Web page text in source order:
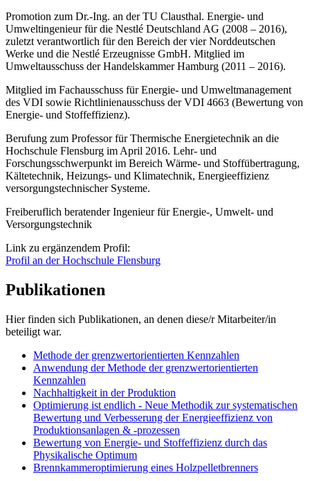
Promotion zum Dr.-Ing. an der TU Clausthal. Energie- und
Umweltingenieur für die Nestlé Deutschland AG (2008 – 2016),
zuletzt verantwortlich für den Bereich der vier Norddeutschen
Werke und die Nestlé Erzeugnisse GmbH. Mitglied im
Umweltausschuss der Handelskammer Hamburg (2011 – 2016).
Mitglied im Fachausschuss für Energie- und Umweltmanagement
des VDI sowie Richtlinienausschuss der VDI 4663 (Bewertung von
Energie- und Stoffeffizienz).
Berufung zum Professor für Thermische Energietechnik an die
Hochschule Flensburg im April 2016. Lehr- und
Forschungsschwerpunkt im Bereich Wärme- und Stoffübertragung,
Kältetechnik, Heizungs- und Klimatechnik, Energieeffizienz
versorgungstechnischer Systeme.
Freiberuflich beratender Ingenieur für Energie-, Umwelt- und
Versorgungstechnik
Link zu ergänzendem Profil:
Profil an der Hochschule Flensburg
Publikationen
Hier finden sich Publikationen, an denen diese/r Mitarbeiter/in
beteiligt war.
Methode der grenzwertorientierten Kennzahlen
Anwendung der Methode der grenzwertorientierten
Kennzahlen
Nachhaltigkeit in der Produktion
Optimierung ist endlich - Neue Methodik zur systematischen
Bewertung und Verbesserung der Energieeffizienz von
Produktionsanlagen & -prozessen
Bewertung von Energie- und Stoffeffizienz durch das
Physikalische Optimum
Brennkammeroptimierung eines Holzpelletbrenners